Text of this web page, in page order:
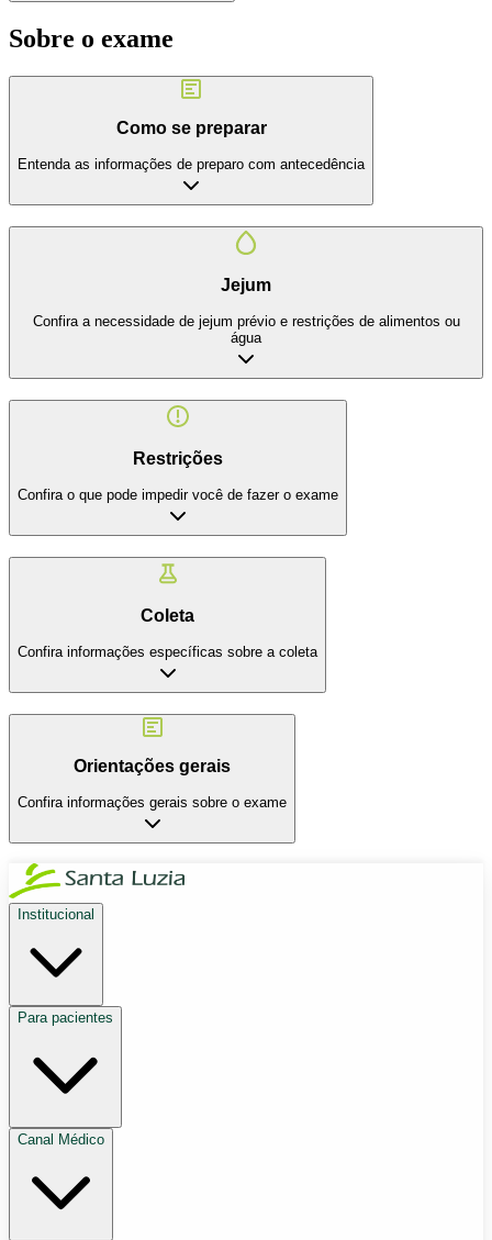
Sobre o exame
Como se preparar
Entenda as informações de preparo com antecedência
Jejum
Confira a necessidade de jejum prévio e restrições de alimentos ou
água
Restrições
Confira o que pode impedir você de fazer o exame
Coleta
Confira informações específicas sobre a coleta
Orientações gerais
Confira informações gerais sobre o exame
Institucional
Para pacientes
Canal Médico